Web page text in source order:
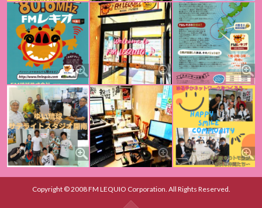
Copyright © 2008 FM LEQUIO Corporation. All Rights Reserved.